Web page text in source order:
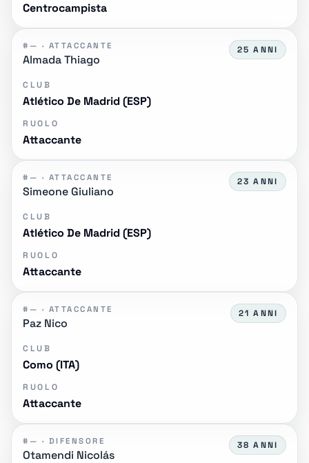
Centrocampista
#— · ATTACCANTE
Almada Thiago
25 ANNI
CLUB
Atlético De Madrid (ESP)
RUOLO
Attaccante
#— · ATTACCANTE
Simeone Giuliano
23 ANNI
CLUB
Atlético De Madrid (ESP)
RUOLO
Attaccante
#— · ATTACCANTE
Paz Nico
21 ANNI
CLUB
Como (ITA)
RUOLO
Attaccante
#— · DIFENSORE
Otamendi Nicolás
38 ANNI